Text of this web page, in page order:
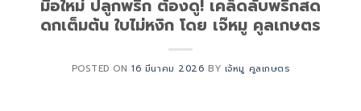
มือใหม่ ปลูกพริก ต้องดู! เคล็ดลับพริกสด
ดกเต็มต้น ใบไม่หงิก โดย เจ๊หมู คูลเกษตร
POSTED ON16 มีนาคม 2026 BY เจ้หมู คูลเกษตร